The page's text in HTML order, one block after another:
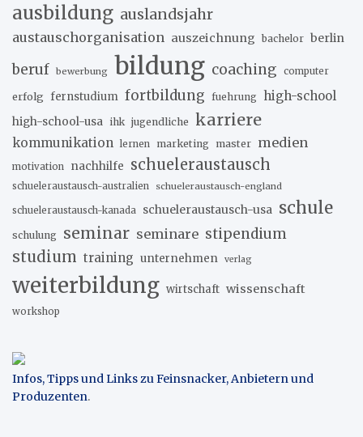
ausbildung auslandsjahr
austauschorganisation auszeichnung bachelor berlin
beruf bewerbung bildung coaching computer
erfolg fernstudium fortbildung fuehrung high-school
high-school-usa ihk jugendliche karriere
kommunikation lernen marketing master medien
motivation nachhilfe schueleraustausch
schueleraustausch-australien schueleraustausch-england
schueleraustausch-kanada schueleraustausch-usa schule
schulung seminar seminare stipendium
studium training unternehmen verlag
weiterbildung wirtschaft wissenschaft
workshop
Infos, Tipps und Links zu Feinsnacker, Anbietern und
Produzenten.